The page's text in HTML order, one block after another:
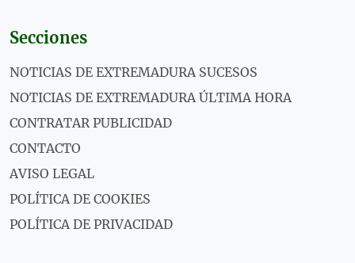
Secciones
NOTICIAS DE EXTREMADURA SUCESOS
NOTICIAS DE EXTREMADURA ÚLTIMA HORA
CONTRATAR PUBLICIDAD
CONTACTO
AVISO LEGAL
POLÍTICA DE COOKIES
POLÍTICA DE PRIVACIDAD